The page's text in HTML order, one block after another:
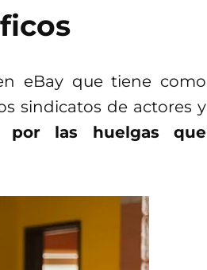
eBay que tiene como
sindicatos de actores y
por las huelgas que